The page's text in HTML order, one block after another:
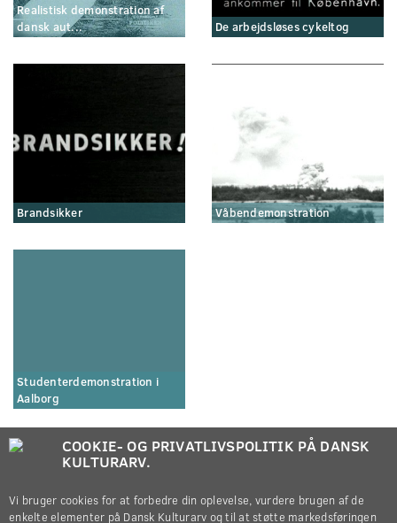
Realistisk demonstration af
dansk aut...
De arbejdsløses cykeltog
Brandsikker Våbendemonstration
Studenterdemonstration i
Aalborg
COOKIE- OG PRIVATLIVSPOLITIK PÅ DANSK
KULTURARV.
Vi bruger cookies for at forbedre din oplevelse, vurdere brugen af de
enkelte elementer på Dansk Kulturarv og til at støtte markedsføringen